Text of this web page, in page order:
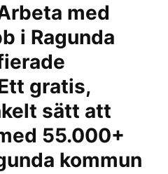
med
i Ragunda
gratis,
sätt att
55.000+
kommun